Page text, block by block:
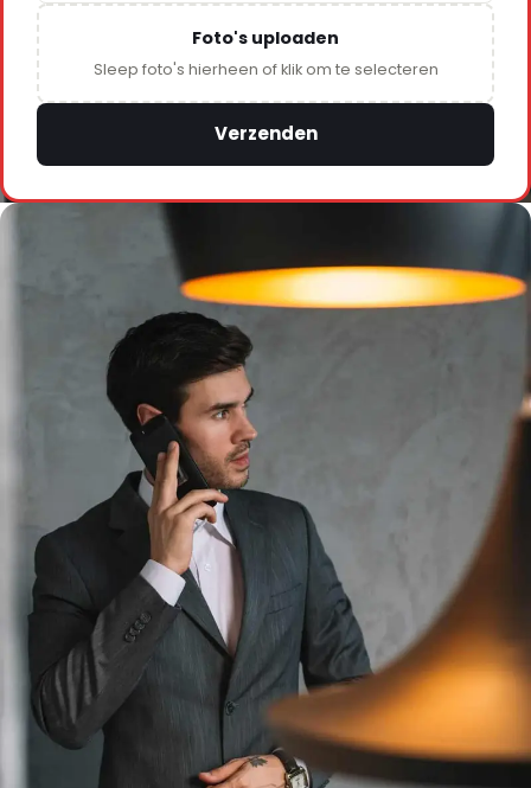
Foto's uploaden
Sleep foto's hierheen of klik om te selecteren
Verzenden